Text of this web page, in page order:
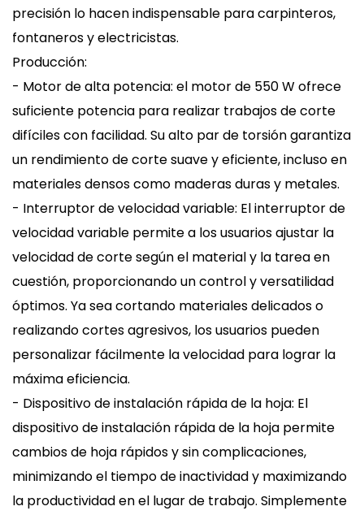
precisión lo hacen indispensable para carpinteros,
fontaneros y electricistas.
Producción:
- Motor de alta potencia: el motor de 550 W ofrece
suficiente potencia para realizar trabajos de corte
difíciles con facilidad. Su alto par de torsión garantiza
un rendimiento de corte suave y eficiente, incluso en
materiales densos como maderas duras y metales.
- Interruptor de velocidad variable: El interruptor de
velocidad variable permite a los usuarios ajustar la
velocidad de corte según el material y la tarea en
cuestión, proporcionando un control y versatilidad
óptimos. Ya sea cortando materiales delicados o
realizando cortes agresivos, los usuarios pueden
personalizar fácilmente la velocidad para lograr la
máxima eficiencia.
- Dispositivo de instalación rápida de la hoja: El
dispositivo de instalación rápida de la hoja permite
cambios de hoja rápidos y sin complicaciones,
minimizando el tiempo de inactividad y maximizando
la productividad en el lugar de trabajo. Simplemente